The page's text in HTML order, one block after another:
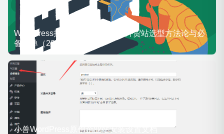
WordPress插件完全指南：B2B外贸站选型方法论与必
备清单（2026最新版）
小兽WordPress原创企业站安装设置文档